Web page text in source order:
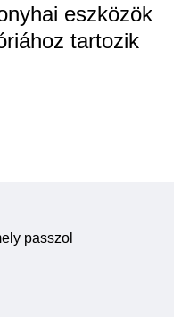
eszközök
tartozik
passzol